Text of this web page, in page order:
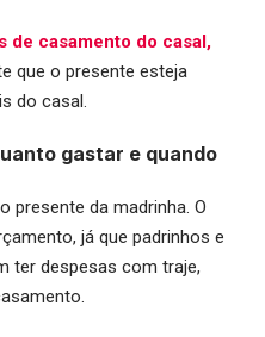
de casamento do casal,
que o presente esteja
do casal.
gastar e quando
presente da madrinha. O
já que padrinhos e
ter despesas com traje,